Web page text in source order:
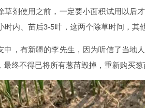
草剂使用之前，一定要小面积试用以后
时内、苗后3-5叶，这两个除草时间，其
中，有新疆的李先生，因为听信了当地
终不得已将所有葱苗毁掉，重新购买葱